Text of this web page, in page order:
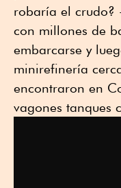
robaría el crudo?
con millones de
embarcarse y
minirefinería
encontraron en
vagones tanques